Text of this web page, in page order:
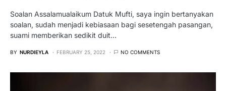
Soalan Assalamualaikum Datuk Mufti, saya ingin bertanyakan
soalan, sudah menjadi kebiasaan bagi sesetengah pasangan,
suami memberikan sedikit duit…
BY NURDIEYLA FEBRUARY 25, 2022 NO COMMENTS